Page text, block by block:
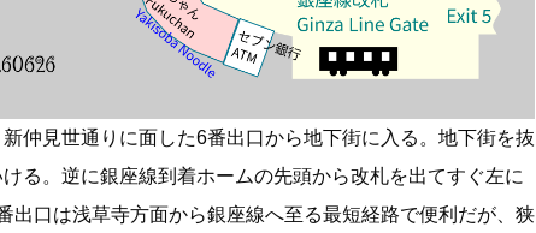
仲見世通りに面した6番出口から地下街に入る。地下街を抜
る。逆に銀座線到着ホームの先頭から改札を出てすぐ左に
出口は浅草寺方面から銀座線へ至る最短経路で便利だが、狭